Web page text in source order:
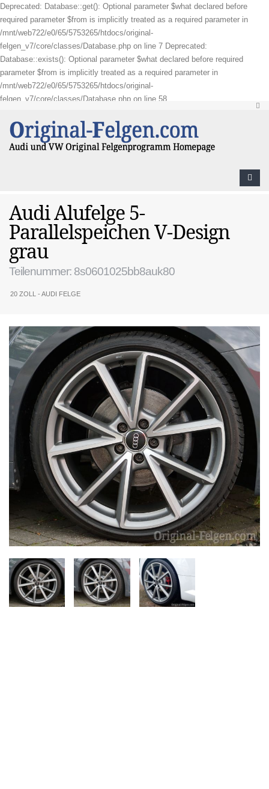
Deprecated: Database::get(): Optional parameter $what declared before
required parameter $from is implicitly treated as a required parameter in
/mnt/web722/e0/65/5753265/htdocs/original-
felgen_v7/core/classes/Database.php on line 7 Deprecated:
Database::exists(): Optional parameter $what declared before required
parameter $from is implicitly treated as a required parameter in
/mnt/web722/e0/65/5753265/htdocs/original-
felgen_v7/core/classes/Database.php on line 58
Audi Alufelge 5-
Parallelspeichen V-Design
grau
Teilenummer: 8s0601025bb8auk80
20 ZOLL - AUDI FELGE